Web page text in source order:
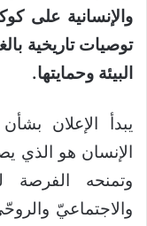
والإنسانية على
توصيات تاريخية
البيئة وحمايتها.
يبدأ الإعلان
الإنسان هو الذي
وتمنحه الفرصة
والاجتماعيّ